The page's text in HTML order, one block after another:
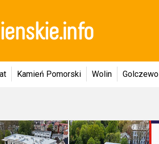
Kamień Pomorski Wolin Golczewo